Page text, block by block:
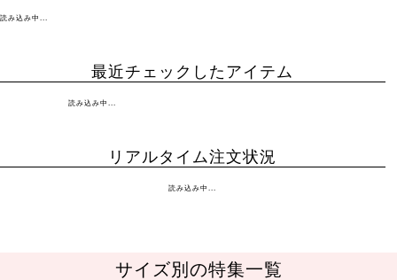
読み込み中...
最近チェックしたアイテム
読み込み中...
リアルタイム注文状況
読み込み中...
サイズ別の特集一覧